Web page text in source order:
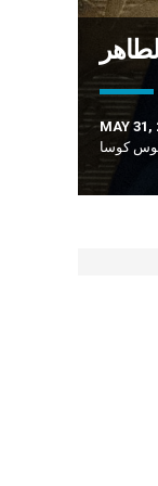
MAY 31,
كوسا